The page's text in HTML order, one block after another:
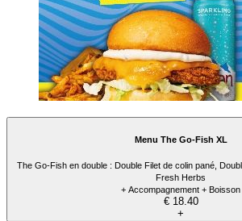
Menu The Go-Fish XL
The Go-Fish en double : Double Filet de colin pané,
Fresh Herbs
+ Accompagnement + Boisson
€ 18.40
+